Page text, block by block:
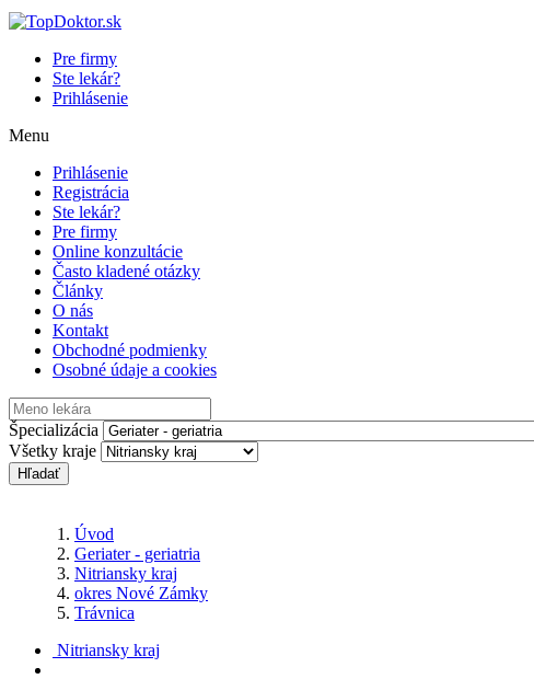
Pre firmy
Ste lekár?
Prihlásenie
Menu
Prihlásenie
Registrácia
Ste lekár?
Pre firmy
Online konzultácie
Často kladené otázky
Články
O nás
Kontakt
Obchodné podmienky
Osobné údaje a cookies
Špecializácia
Všetky kraje
Hľadať
Úvod
Geriater - geriatria
Nitriansky kraj
okres Nové Zámky
Trávnica
Nitriansky kraj